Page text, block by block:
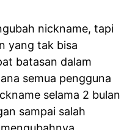
nickname, tapi
yang tak bisa
batasan dalam
semua pengguna
selama 2 bulan
sampai salah